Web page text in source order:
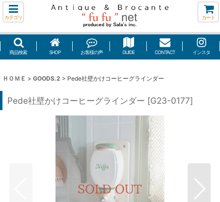
カテゴリ カート
商品検索 SHOP お客様の声 GUIDE CONTACT インスタ
ＨＯＭＥ > GOODS.2 > Pede社壁かけコーヒーグラインダー
Pede社壁かけコーヒーグラインダー [G23-0177]